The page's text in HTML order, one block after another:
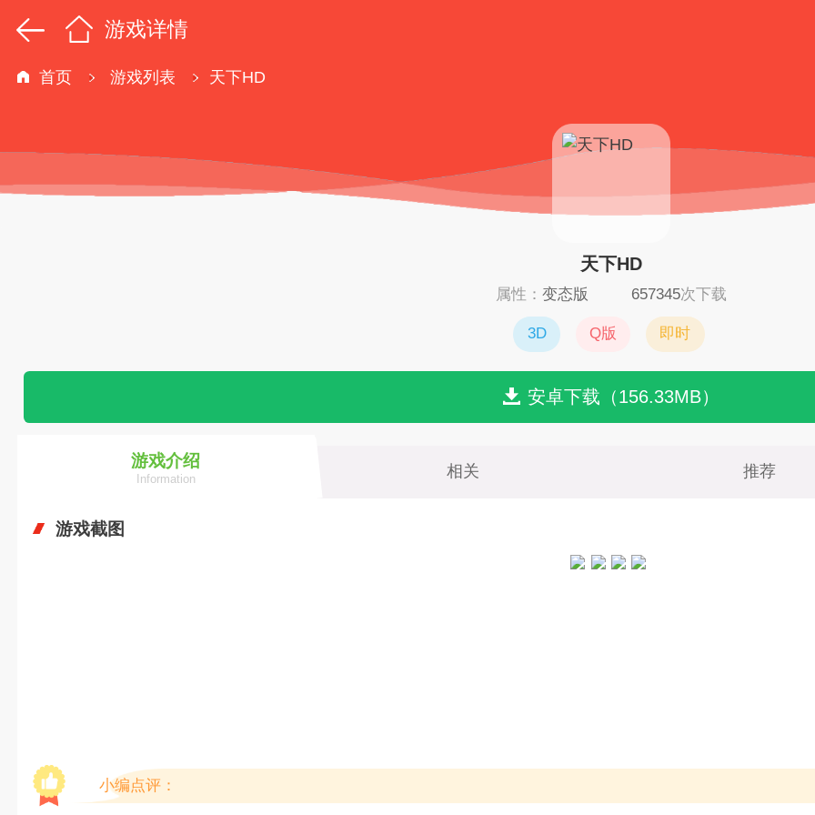
游戏详情
首页 游戏列表 天下HD
天下HD
属性： 变态版 657345次下载
3D Q版 即时
安卓下载（156.33MB）
游戏介绍
Information 相关 推荐
游戏截图
小编点评：